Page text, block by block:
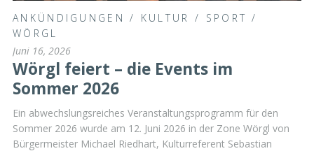
ANKÜNDIGUNGEN / KULTUR / SPORT /
WÖRGL
Juni 16, 2026
Wörgl feiert – die Events im
Sommer 2026
Ein abwechslungsreiches Veranstaltungsprogramm für den
Sommer 2026 wurde am 12. Juni 2026 in der Zone Wörgl von
Bürgermeister Michael Riedhart, Kulturreferent Sebastian